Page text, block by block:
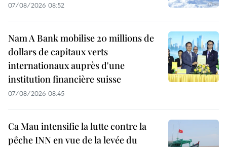
07/08/2026 08:52
Nam A Bank mobilise 20 millions de
dollars de capitaux verts
internationaux auprès d'une
institution financière suisse
07/08/2026 08:45
Ca Mau intensifie la lutte contre la
pêche INN en vue de la levée du